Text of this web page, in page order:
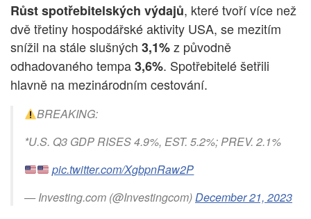
Růst spotřebitelských výdajů, které tvoří více než
dvě třetiny hospodářské aktivity USA, se mezitím
snížil na stále slušných 3,1%z původně
odhadovaného tempa3,6%. Spotřebitelé šetřili
hlavně na mezinárodním cestování.
BREAKING:
*U.S. Q3 GDP RISES 4.9%, EST. 5.2%; PREV. 2.1%
pic.twitter.com/XgbpnRaw2P
— Investing.com (@Investingcom)December 21, 2023